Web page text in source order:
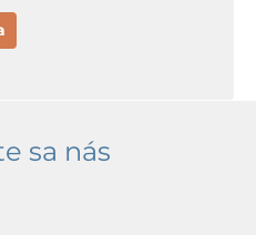
sa nás